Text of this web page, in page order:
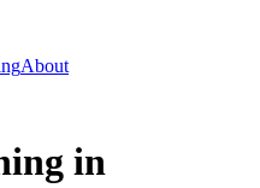
About
in